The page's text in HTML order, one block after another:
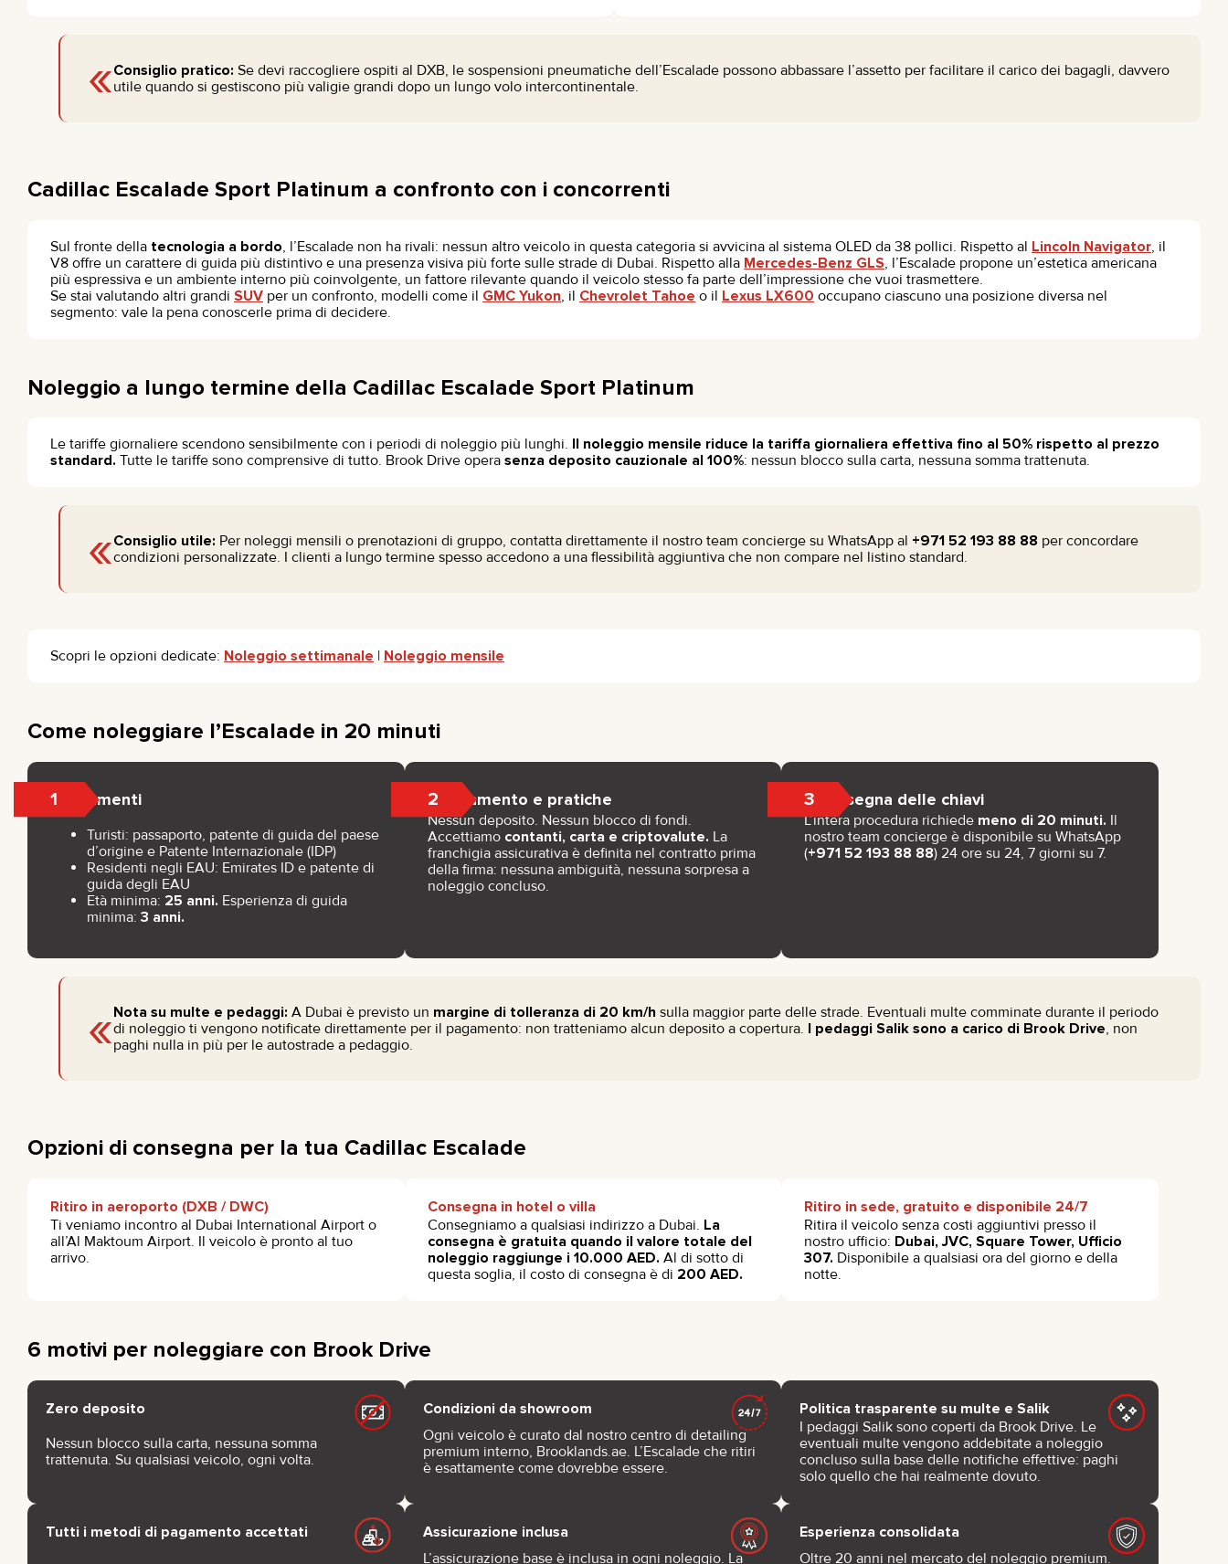
«Consiglio pratico: Se devi raccogliere ospiti al DXB, le sospensioni pneumatiche dell’Escalade possono abbassare l’assetto per facilitare il carico dei bagagli, davvero
utile quando si gestiscono più valigie grandi dopo un lungo volo intercontinentale.
Cadillac Escalade Sport Platinum a confronto con i concorrenti
Sul fronte della tecnologia a bordo, l’Escalade non ha rivali: nessun altro veicolo in questa categoria si avvicina al sistema OLED da 38 pollici. Rispetto al Lincoln Navigator, il
V8 offre un carattere di guida più distintivo e una presenza visiva più forte sulle strade di Dubai. Rispetto alla Mercedes-Benz GLS, l’Escalade propone un’estetica americana
più espressiva e un ambiente interno più coinvolgente, un fattore rilevante quando il veicolo stesso fa parte dell’impressione che vuoi trasmettere.
Se stai valutando altri grandi SUV per un confronto, modelli come il GMC Yukon, il Chevrolet Tahoe o il Lexus LX600 occupano ciascuno una posizione diversa nel
segmento: vale la pena conoscerle prima di decidere.
Noleggio a lungo termine della Cadillac Escalade Sport Platinum
Le tariffe giornaliere scendono sensibilmente con i periodi di noleggio più lunghi. Il noleggio mensile riduce la tariffa giornaliera effettiva fino al 50% rispetto al prezzo
standard. Tutte le tariffe sono comprensive di tutto. Brook Drive opera senza deposito cauzionale al 100%: nessun blocco sulla carta, nessuna somma trattenuta.
«Consiglio utile: Per noleggi mensili o prenotazioni di gruppo, contatta direttamente il nostro team concierge su WhatsApp al +971 52 193 88 88 per concordare
condizioni personalizzate. I clienti a lungo termine spesso accedono a una flessibilità aggiuntiva che non compare nel listino standard.
Scopri le opzioni dedicate: Noleggio settimanale | Noleggio mensile
Come noleggiare l’Escalade in 20 minuti
1 Documenti
Turisti: passaporto, patente di guida del paese
d’origine e Patente Internazionale (IDP)
Residenti negli EAU: Emirates ID e patente di
guida degli EAU
Età minima: 25 anni. Esperienza di guida
minima: 3 anni.
2 Pagamento e pratiche
Nessun deposito. Nessun blocco di fondi.
Accettiamo contanti, carta e criptovalute. La
franchigia assicurativa è definita nel contratto prima
della firma: nessuna ambiguità, nessuna sorpresa a
noleggio concluso.
3 Consegna delle chiavi
L’intera procedura richiede meno di 20 minuti. Il
nostro team concierge è disponibile su WhatsApp
(+971 52 193 88 88) 24 ore su 24, 7 giorni su 7.
«Nota su multe e pedaggi: A Dubai è previsto un margine di tolleranza di 20 km/hsulla maggior parte delle strade. Eventuali multe comminate durante il periodo
di noleggio ti vengono notificate direttamente per il pagamento: non tratteniamo alcun deposito a copertura. I pedaggi Salik sono a carico di Brook Drive, non
paghi nulla in più per le autostrade a pedaggio.
Opzioni di consegna per la tua Cadillac Escalade
Ritiro in aeroporto (DXB / DWC)
Ti veniamo incontro al Dubai International Airport o
all’Al Maktoum Airport. Il veicolo è pronto al tuo
arrivo.
Consegna in hotel o villa
Consegniamo a qualsiasi indirizzo a Dubai. La
consegna è gratuita quando il valore totale del
noleggio raggiunge i 10.000 AED. Al di sotto di
questa soglia, il costo di consegna è di 200 AED.
Ritiro in sede, gratuito e disponibile 24/7
Ritira il veicolo senza costi aggiuntivi presso il
nostro ufficio: Dubai, JVC, Square Tower, Ufficio
307. Disponibile a qualsiasi ora del giorno e della
notte.
6 motivi per noleggiare con Brook Drive
Zero deposito
Nessun blocco sulla carta, nessuna somma
trattenuta. Su qualsiasi veicolo, ogni volta.
Condizioni da showroom
Ogni veicolo è curato dal nostro centro di detailing
premium interno, Brooklands.ae. L’Escalade che ritiri
è esattamente come dovrebbe essere.
Politica trasparente su multe e Salik
I pedaggi Salik sono coperti da Brook Drive. Le
eventuali multe vengono addebitate a noleggio
concluso sulla base delle notifiche effettive: paghi
solo quello che hai realmente dovuto.
Tutti i metodi di pagamento accettati
Assicurazione inclusa
L’assicurazione base è inclusa in ogni noleggio. La
Esperienza consolidata
Oltre 20 anni nel mercato del noleggio premium.